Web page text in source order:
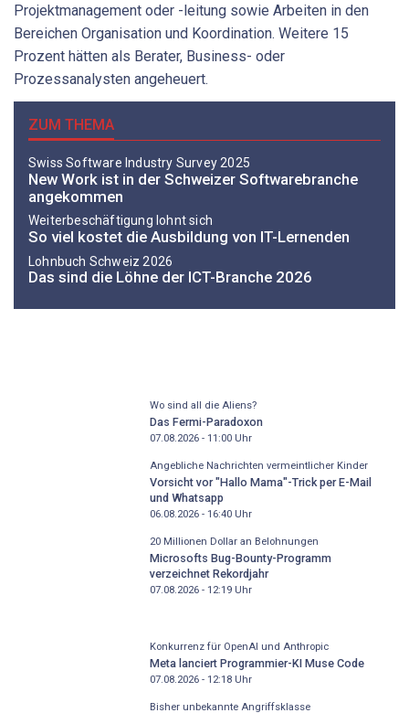
Projektmanagement oder -leitung sowie Arbeiten in den
Bereichen Organisation und Koordination. Weitere 15
Prozent hätten als Berater, Business- oder
Prozessanalysten angeheuert.
ZUM THEMA
Swiss Software Industry Survey 2025
New Work ist in der Schweizer Softwarebranche
angekommen
Weiterbeschäftigung lohnt sich
So viel kostet die Ausbildung von IT-Lernenden
Lohnbuch Schweiz 2026
Das sind die Löhne der ICT-Branche 2026
Wo sind all die Aliens?
Das Fermi-Paradoxon
07.08.2026 - 11:00Uhr
Angebliche Nachrichten vermeintlicher Kinder
Vorsicht vor "Hallo Mama"-Trick per E-Mail
und Whatsapp
06.08.2026 - 16:40Uhr
20 Millionen Dollar an Belohnungen
Microsofts Bug-Bounty-Programm
verzeichnet Rekordjahr
07.08.2026 - 12:19Uhr
Konkurrenz für OpenAI und Anthropic
Meta lanciert Programmier-KI Muse Code
07.08.2026 - 12:18Uhr
Bisher unbekannte Angriffsklasse